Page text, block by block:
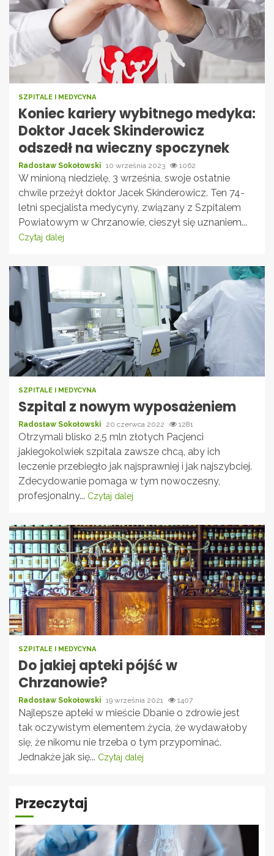
SZPITALE I MEDYCYNA
Koniec kariery wybitnego medyka:
Doktor Jacek Skinderowicz
odszedł na wieczny spoczynek
Radosław Sokołowski 10 września 2023 1062
W minioną niedzielę, 3 września, swoje ostatnie
chwile przeżył doktor Jacek Skinderowicz. Ten 74-
letni specjalista medycyny, związany z Szpitalem
Powiatowym w Chrzanowie, cieszył się uznaniem...
Czytaj dalej
SZPITALE I MEDYCYNA
Szpital z nowym wyposażeniem
Radosław Sokołowski 20 czerwca 2022 1281
Otrzymali blisko 2,5 mln złotych Pacjenci
jakiegokolwiek szpitala zawsze chcą, aby ich
leczenie przebiegło jak najsprawniej i jak najszybciej.
Zdecydowanie pomaga w tym nowoczesny,
profesjonalny... Czytaj dalej
SZPITALE I MEDYCYNA
Do jakiej apteki pójść w
Chrzanowie?
Radosław Sokołowski 19 września 2021 1407
Najlepsze apteki w mieście Dbanie o zdrowie jest
tak oczywistym elementem życia, że wydawałoby
się, że nikomu nie trzeba o tym przypominać.
Jednakże jak się... Czytaj dalej
Przeczytaj